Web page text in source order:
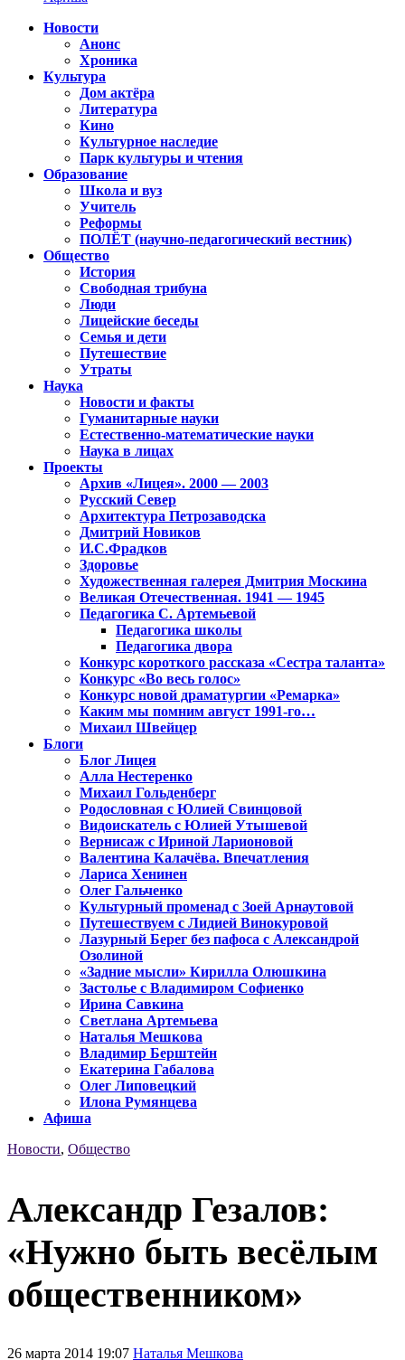
Новости
Анонс
Хроника
Культура
Дом актёра
Литература
Кино
Культурное наследие
Парк культуры и чтения
Образование
Школа и вуз
Учитель
Реформы
ПОЛЁТ (научно-педагогический вестник)
Общество
История
Свободная трибуна
Люди
Лицейские беседы
Семья и дети
Путешествие
Утраты
Наука
Новости и факты
Гуманитарные науки
Естественно-математические науки
Наука в лицах
Проекты
Архив «Лицея». 2000 — 2003
Русский Север
Архитектура Петрозаводска
Дмитрий Новиков
И.С.Фрадков
Здоровье
Художественная галерея Дмитрия Москина
Великая Отечественная. 1941 — 1945
Педагогика С. Артемьевой
Педагогика школы
Педагогика двора
Конкурс короткого рассказа «Сестра таланта»
Конкурс «Во весь голос»
Конкурс новой драматургии «Ремарка»
Каким мы помним август 1991-го…
Михаил Швейцер
Блоги
Блог Лицея
Алла Нестеренко
Михаил Гольденберг
Родословная с Юлией Свинцовой
Видоискатель с Юлией Утышевой
Вернисаж с Ириной Ларионовой
Валентина Калачёва. Впечатления
Лариса Хенинен
Олег Гальченко
Культурный променад с Зоей Арнаутовой
Путешествуем с Лидией Винокуровой
Лазурный Берег без пафоса с Александрой
Озолиной
«Задние мысли» Кирилла Олюшкина
Застолье с Владимиром Софиенко
Ирина Савкина
Светлана Артемьева
Наталья Мешкова
Владимир Берштейн
Екатерина Габалова
Олег Липовецкий
Илона Румянцева
Афиша
Новости, Общество
Александр Гезалов:
«Нужно быть весёлым
общественником»
26 марта 2014 19:07 Наталья Мешкова